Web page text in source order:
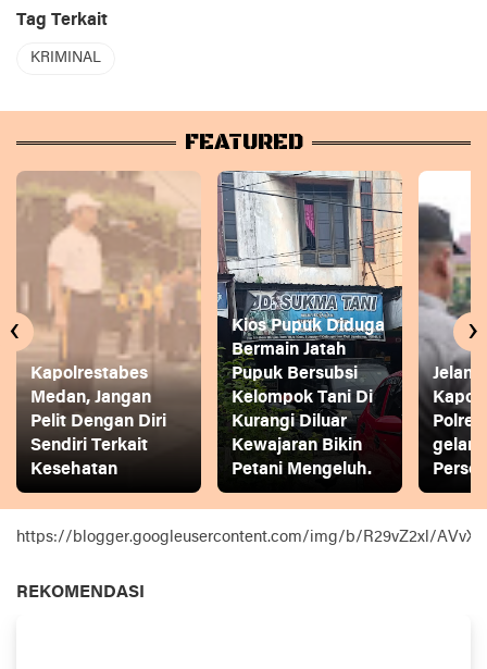
Tag Terkait
KRIMINAL
FEATURED
Kapolrestabes
Medan, Jangan
Pelit Dengan Diri
Sendiri Terkait
Kesehatan
Kios Pupuk Diduga
Bermain Jatah
Pupuk Bersubsi
Kelompok Tani Di
Kurangi Diluar
Kewajaran Bikin
Petani Mengeluh.
gelar
‹ ›
https://blogger.googleusercontent.com/img/b/R29vZ2xl/
REKOMENDASI